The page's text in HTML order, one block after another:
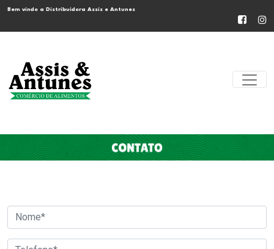
Bem vindo a Distribuidora Assis e Antunes